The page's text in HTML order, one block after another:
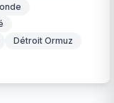
Détroit Ormuz